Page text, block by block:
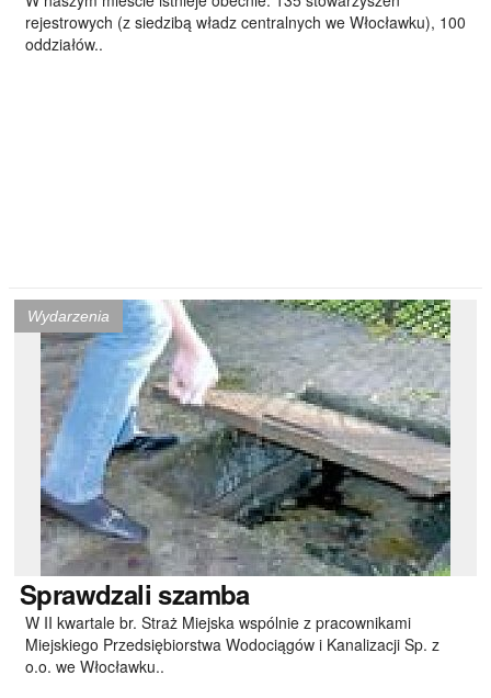
rejestrowych (z siedzibą władz centralnych we Włocławku), 100
oddziałów..
Wydarzenia
Sprawdzali szamba
W II kwartale br. Straż Miejska wspólnie z pracownikami
Miejskiego Przedsiębiorstwa Wodociągów i Kanalizacji Sp. z
o.o. we Włocławku..